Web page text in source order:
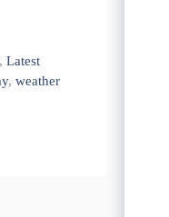
,Latest
, weather